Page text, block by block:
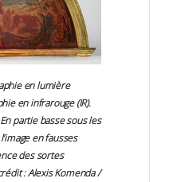
en lumière
en infrarouge (IR).
partie basse sous les
en fausses
des sortes
: Alexis Komenda /